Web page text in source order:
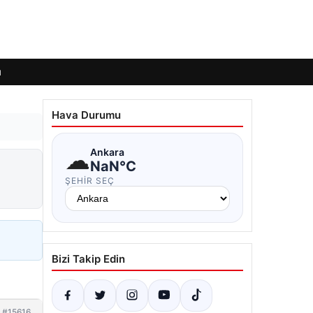
Hava Durumu
☁Ankara
NaN°C
ŞEHIR SEÇ
Bizi Takip Edin